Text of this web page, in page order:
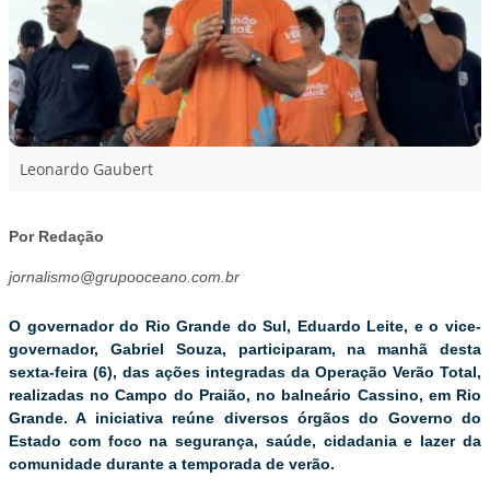
Leonardo Gaubert
Por Redação
jornalismo@grupooceano.com.br
O governador do Rio Grande do Sul, Eduardo Leite, e o vice-
governador, Gabriel Souza, participaram, na manhã desta
sexta-feira (6), das ações integradas da Operação Verão Total,
realizadas no Campo do Praião, no balneário Cassino, em Rio
Grande. A iniciativa reúne diversos órgãos do Governo do
Estado com foco na segurança, saúde, cidadania e lazer da
comunidade durante a temporada de verão.